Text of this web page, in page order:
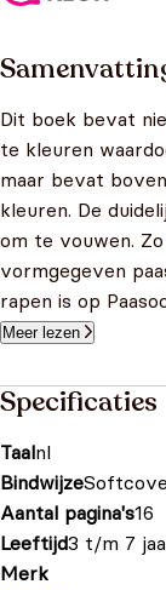
Dit boek bevat
te kleuren
maar bevat
kleuren. De
om te vouwen.
vormgegeven
rapen is op
Meer lezen
Specificaties
Taalnl
Bindwijze
Aantal pagina's16
Leeftijd3 t/m 7
Merk